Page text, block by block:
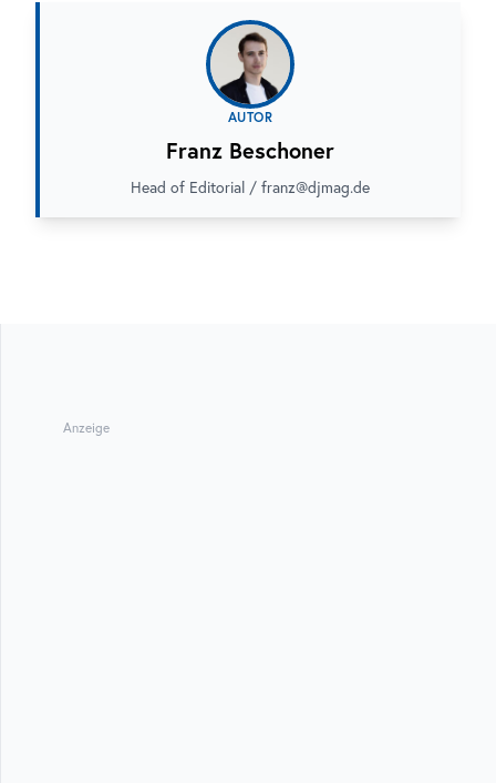
AUTOR
Franz Beschoner
Head of Editorial / franz@djmag.de
Anzeige